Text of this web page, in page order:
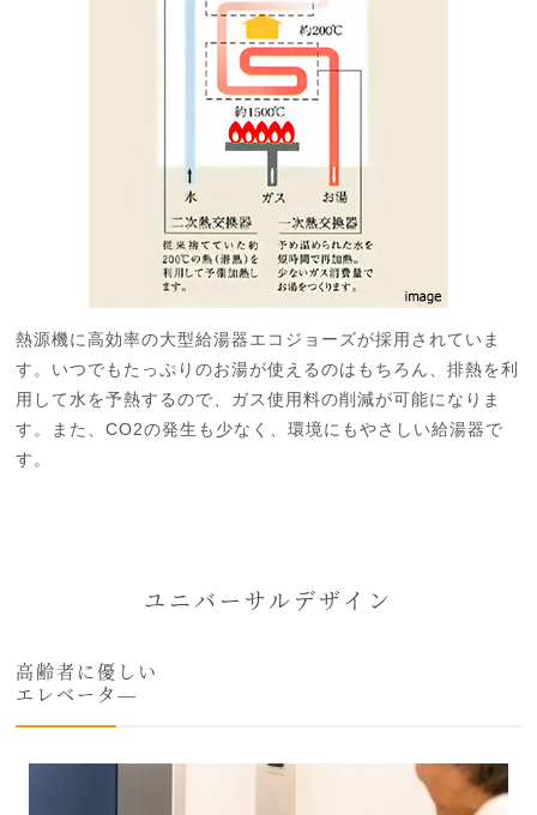
熱源機に高効率の大型給湯器エコジョーズが採用されていま
す。いつでもたっぷりのお湯が使えるのはもちろん、排熱を利
用して水を予熱するので、ガス使用料の削減が可能になりま
す。また、CO2の発生も少なく、環境にもやさしい給湯器で
す。
ユニバーサルデザイン
高齢者に優しい
エレベータ―